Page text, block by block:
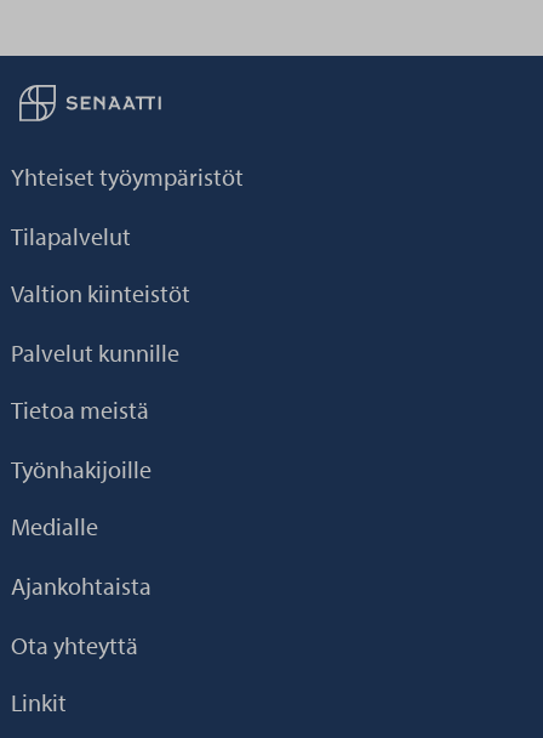
Palaa taikaisin etusivulle
Yhteiset työympäristöt
Tilapalvelut
Valtion kiinteistöt
Palvelut kunnille
Tietoa meistä
Työnhakijoille
Medialle
Ajankohtaista
Ota yhteyttä
Linkit